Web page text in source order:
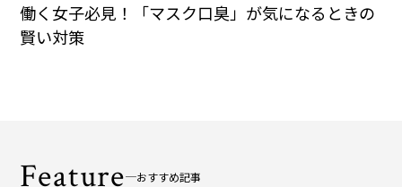
働く女子必見！「マスク口臭」が気になるときの
賢い対策
Feature おすすめ記事